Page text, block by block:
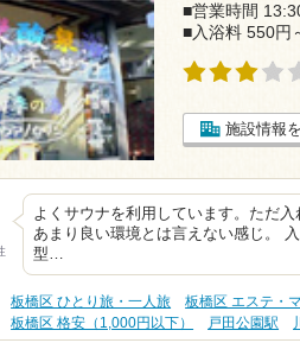
■営業時間
■入浴料 550円
施設情報
よくサウナを利用しています。ただ
あまり良い環境とは言えない感じ。
型…
板橋区 ひとり旅・一人旅 板橋区 エステ・
板橋区 格安（1,000円以下）
戸田公園駅